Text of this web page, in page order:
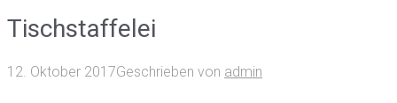
Tischstaffelei
12. Oktober 2017Geschrieben von admin